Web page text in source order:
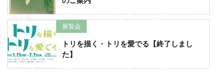
展覧会
トリを描く・トリを愛でる【終了しまし
た】